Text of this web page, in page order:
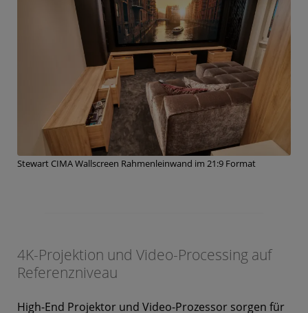
Stewart CIMA Wallscreen Rahmenleinwand im 21:9 Format
4K-Projektion und Video-Processing auf
Referenzniveau
High-End Projektor und Video-Prozessor sorgen für